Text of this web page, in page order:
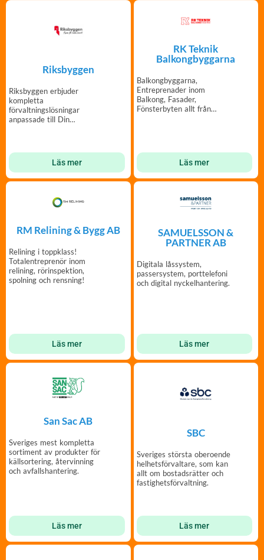
Riksbyggen
Riksbyggen erbjuder
kompletta
förvaltningslösningar
anpassade till Din
Läs mer
RK Teknik
Balkongbyggarna
Balkongbyggarna,
Entreprenader inom
Balkong, Fasader,
Fönsterbyten allt från
Läs mer
RM Relining & Bygg AB
Relining i toppklass!
Totalentreprenör inom
relining, rörinspektion,
spolning och rensning!
Läs mer
SAMUELSSON &
PARTNER AB
Digitala låssystem,
passersystem, porttelefoni
och digital nyckelhantering.
Läs mer
San Sac AB
Sveriges mest kompletta
sortiment av produkter för
källsortering, återvinning
och avfallshantering.
Läs mer
SBC
Sveriges största oberoende
helhetsförvaltare, som kan
allt om bostadsrätter och
fastighetsförvaltning.
Läs mer